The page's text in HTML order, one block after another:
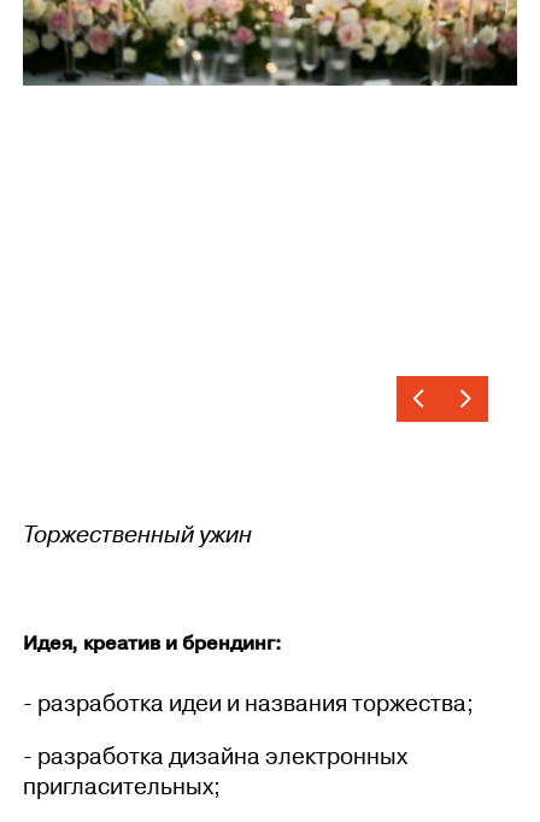
Торжественный ужин
Идея, креатив и брендинг:
- разработка идеи и названия торжества;
- разработка дизайна электронных
пригласительных;